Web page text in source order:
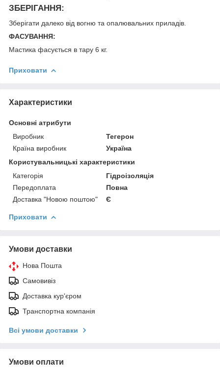
ЗБЕРІГАННЯ:
Зберігати далеко від вогню та опалювальних приладів.
ФАСУВАННЯ:
Мастика фасується в тару 6 кг.
Приховати
Характеристики
Основні атрибути
Виробник
Тегерон
Країна виробник
Україна
Користувальницькі характеристики
Категорія
Гідроізоляція
Передоплата
Повна
Доставка "Новою поштою"
Є
Приховати
Умови доставки
Нова Пошта
Самовивіз
Доставка кур'єром
Транспортна компанія
Всі умови доставки
Умови оплати